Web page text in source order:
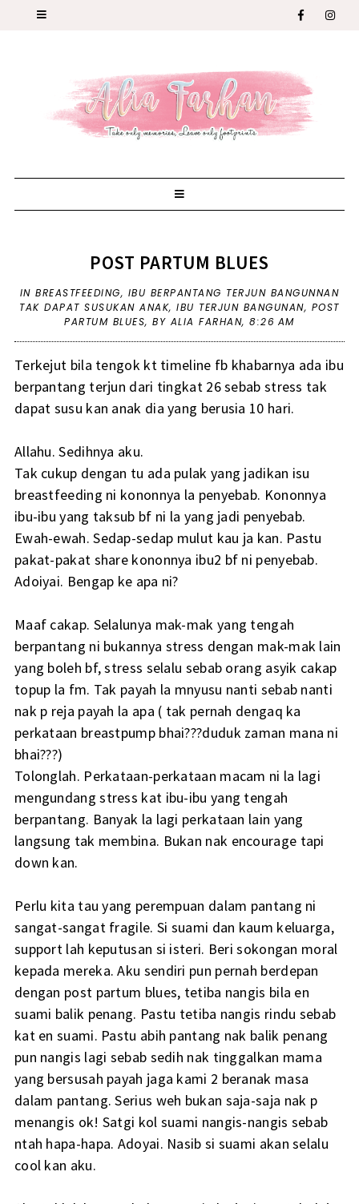
POST PARTUM BLUES
INBREASTFEEDING, IBU BERPANTANG TERJUN BANGUNNAN
TAK DAPAT SUSUKAN ANAK,IBU TERJUN BANGUNAN, POST
PARTUM BLUES,BY ALIA FARHAN,8:26 AM
Terkejut bila tengok kt timeline fb khabarnya ada ibu
berpantang terjun dari tingkat 26 sebab stress tak
dapat susu kan anak dia yang berusia 10 hari.
Allahu. Sedihnya aku.
Tak cukup dengan tu ada pulak yang jadikan isu
breastfeeding ni kononnya la penyebab. Kononnya
ibu-ibu yang taksub bf ni la yang jadi penyebab.
Ewah-ewah. Sedap-sedap mulut kau ja kan. Pastu
pakat-pakat share kononnya ibu2 bf ni penyebab.
Adoiyai. Bengap ke apa ni?
Maaf cakap. Selalunya mak-mak yang tengah
berpantang ni bukannya stress dengan mak-mak lain
yang boleh bf, stress selalu sebab orang asyik cakap
topup la fm. Tak payah la mnyusu nanti sebab nanti
nak p reja payah la apa ( tak pernah dengaq ka
perkataan breastpump bhai???duduk zaman mana ni
bhai???)
Tolonglah. Perkataan-perkataan macam ni la lagi
mengundang stress kat ibu-ibu yang tengah
berpantang. Banyak la lagi perkataan lain yang
langsung tak membina. Bukan nak encourage tapi
down kan.
Perlu kita tau yang perempuan dalam pantang ni
sangat-sangat fragile. Si suami dan kaum keluarga,
support lah keputusan si isteri. Beri sokongan moral
kepada mereka. Aku sendiri pun pernah berdepan
dengan post partum blues, tetiba nangis bila en
suami balik penang. Pastu tetiba nangis rindu sebab
kat en suami. Pastu abih pantang nak balik penang
pun nangis lagi sebab sedih nak tinggalkan mama
yang bersusah payah jaga kami 2 beranak masa
dalam pantang. Serius weh bukan saja-saja nak p
menangis ok! Satgi kol suami nangis-nangis sebab
ntah hapa-hapa. Adoyai. Nasib si suami akan selalu
cool kan aku.